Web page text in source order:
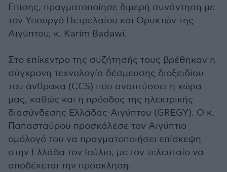
Επίσης, πραγματοποίησε διμερή συνάντηση με
τον Υπουργό Πετρελαίου και Ορυκτών της
Αιγύπτου, κ. Karim Badawi.
Στο επίκεντρο της συζήτησής τους βρέθηκαν η
σύγχρονη τεχνολογία δέσμευσης διοξειδίου
του άνθρακα (CCS) που αναπτύσσει η χώρα
μας, καθώς και η πρόοδος της ηλεκτρικής
διασύνδεσης Ελλάδας-Αιγύπτου (GREGY). Ο κ.
Παπασταύρου προσκάλεσε τον Αιγύπτιο
ομόλογό του να πραγματοποιήσει επίσκεψη
στην Ελλάδα τον Ιούλιο, με τον τελευταίο να
αποδέχεται την πρόσκληση.